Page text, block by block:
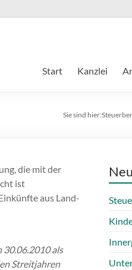
Start Kanzlei
Sie sind hier:
die mit der
ist
aus Land-
30.06.2010 als
Streitjahren